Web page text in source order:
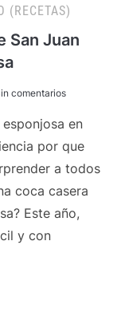
(RECETAS)
San Juan
comentarios
en
por que
a todos
coca casera
Este año,
y con